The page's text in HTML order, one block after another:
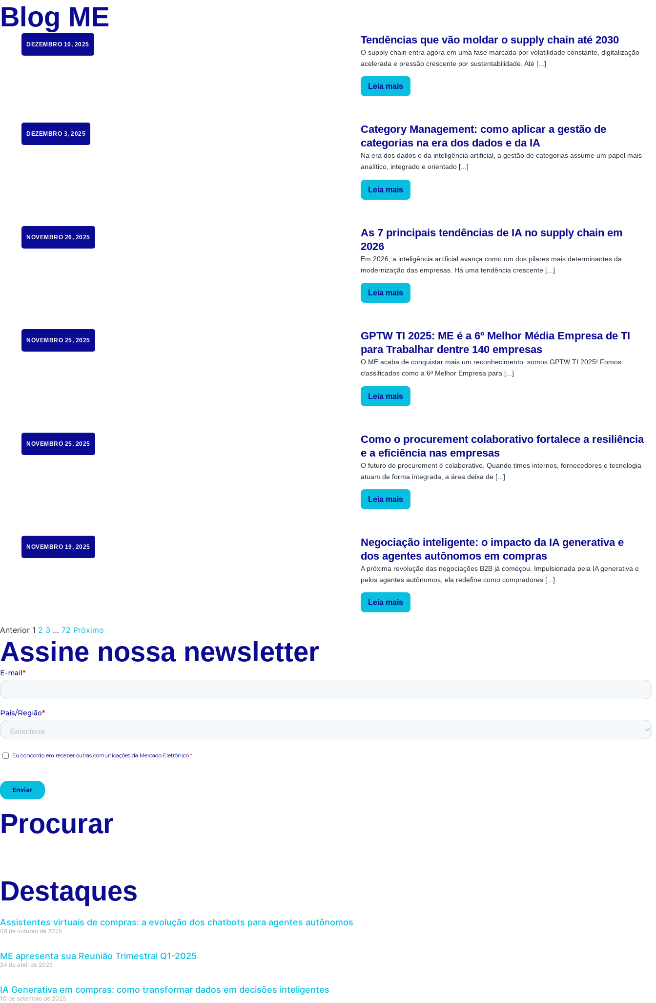
Blog ME
DEZEMBRO 10, 2025 Tendências que vão moldar o supply chain até 2030
O supply chain entra agora em uma fase marcada por volatilidade constante, digitalização
acelerada e pressão crescente por sustentabilidade. Até [...]
Leia mais
DEZEMBRO 3, 2025
Category Management: como aplicar a gestão de
categorias na era dos dados e da IA
Na era dos dados e da inteligência artificial, a gestão de categorias assume um papel mais
analítico, integrado e orientado [...]
Leia mais
NOVEMBRO 26, 2025
As 7 principais tendências de IA no supply chain em
2026
Em 2026, a inteligência artificial avança como um dos pilares mais determinantes da
modernização das empresas. Há uma tendência crescente [...]
Leia mais
NOVEMBRO 25, 2025
GPTW TI 2025: ME é a 6º Melhor Média Empresa de TI
para Trabalhar dentre 140 empresas
O ME acaba de conquistar mais um reconhecimento: somos GPTW TI 2025! Fomos
classificados como a 6ª Melhor Empresa para [...]
Leia mais
NOVEMBRO 25, 2025
Como o procurement colaborativo fortalece a resiliência
e a eficiência nas empresas
O futuro do procurement é colaborativo. Quando times internos, fornecedores e tecnologia
atuam de forma integrada, a área deixa de [...]
Leia mais
NOVEMBRO 19, 2025
Negociação inteligente: o impacto da IA generativa e
dos agentes autônomos em compras
A próxima revolução das negociações B2B já começou. Impulsionada pela IA generativa e
pelos agentes autônomos, ela redefine como compradores [...]
Leia mais
Anterior 1 2 3 … 72 Próximo
Assine nossa newsletter
Procurar
Destaques
Assistentes virtuais de compras: a evolução dos chatbots para agentes autônomos
08 de outubro de 2025
ME apresenta sua Reunião Trimestral Q1-2025
24 de abril de 2025
IA Generativa em compras: como transformar dados em decisões inteligentes
10 de setembro de 2025